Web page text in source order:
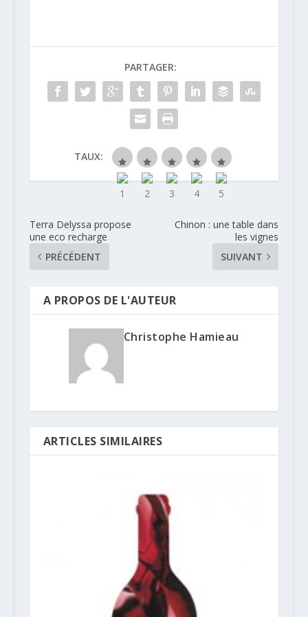
PARTAGER:
TAUX:
Terra Delyssa propose
une eco recharge
PRÉCÉDENT
Chinon : une table dans
les vignes
SUIVANT
A PROPOS DE L'AUTEUR
Christophe Hamieau
ARTICLES SIMILAIRES